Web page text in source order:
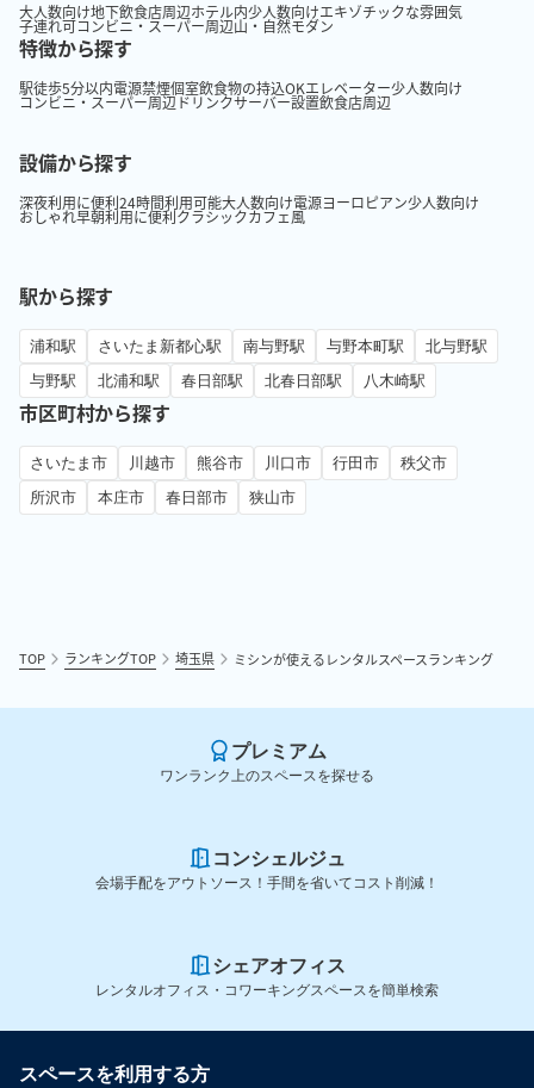
大人数向け地下飲食店周辺ホテル内少人数向けエキゾチックな雰囲気
子連れ可コンビニ・スーパー周辺山・自然モダン
特徴から探す
駅徒歩5分以内電源禁煙個室飲食物の持込OKエレベーター少人数向け
コンビニ・スーパー周辺ドリンクサーバー設置飲食店周辺
設備から探す
深夜利用に便利24時間利用可能大人数向け電源ヨーロピアン少人数向け
おしゃれ早朝利用に便利クラシックカフェ風
駅から探す
浦和駅 さいたま新都心駅 南与野駅 与野本町駅
北与野駅
与野駅
北浦和駅 春日部駅 北春日部駅 八木崎駅
市区町村から探す
さいたま市 川越市 熊谷市 川口市 行田市
秩父市
所沢市
本庄市 春日部市 狭山市
TOP ランキングTOP 埼玉県 ミシンが使えるレンタルスペースランキング
プレミアム
ワンランク上のスペースを探せる
コンシェルジュ
会場手配をアウトソース！手間を省いてコスト削減！
シェアオフィス
レンタルオフィス・コワーキングスペースを簡単検索
スペースを利用する方